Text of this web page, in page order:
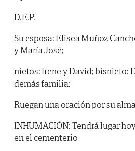
D.E.P.
Su esposa: Elisea Muñoz
y María José;
nietos: Irene y David; bisnieto:
demás familia:
Ruegan una oración por su
INHUMACIÓN: Tendrá lugar
en el cementerio